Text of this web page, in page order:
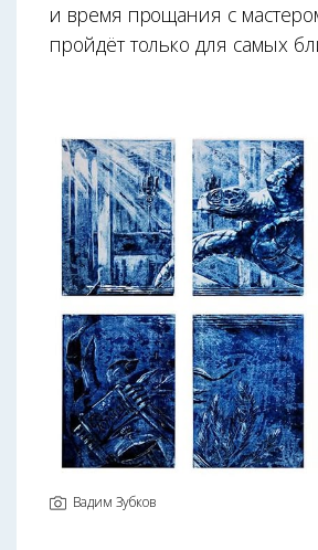
и время прощания с
пройдёт только для самых
Вадим Зубков